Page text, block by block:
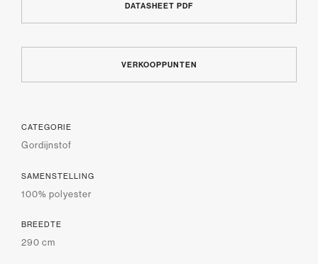
DATASHEET PDF
VERKOOPPUNTEN
CATEGORIE
Gordijnstof
SAMENSTELLING
100% polyester
BREEDTE
290 cm